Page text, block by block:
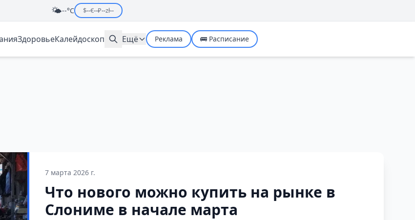
🌤️--°C $--€--₽--zł--
ЗдоровьеКалейдоскоп Ещё Реклама 🚌 Расписание
7 марта 2026 г.
Что нового можно купить на рынке в
Слониме в начале марта